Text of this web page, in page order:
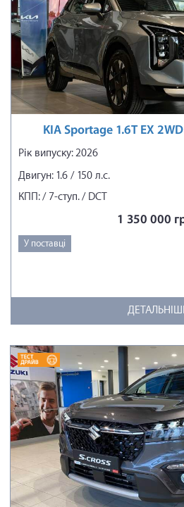
KIA Sportage 1.6T EX
Рік випуску: 2026
Двигун: 1.6 / 150 л.с.
КПП: / 7-ступ. / DCT
1 350 000
У поставці